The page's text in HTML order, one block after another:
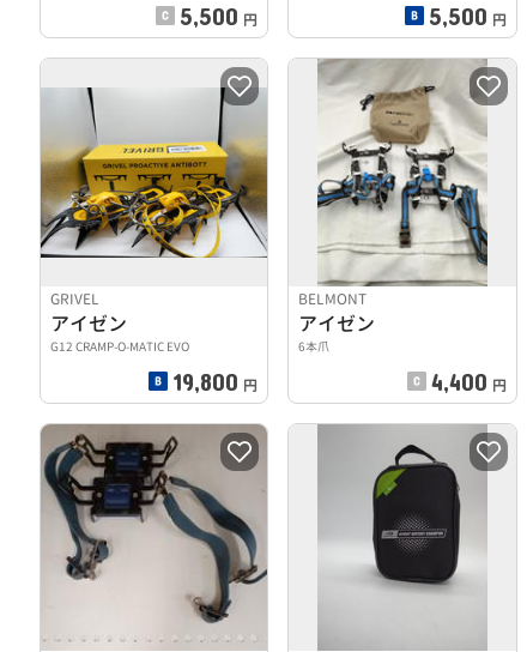
5,500 円 5,500 円
GRIVEL
アイゼン
G12 CRAMP-O-MATIC EVO
19,800 円
BELMONT
アイゼン
6本爪
4,400 円